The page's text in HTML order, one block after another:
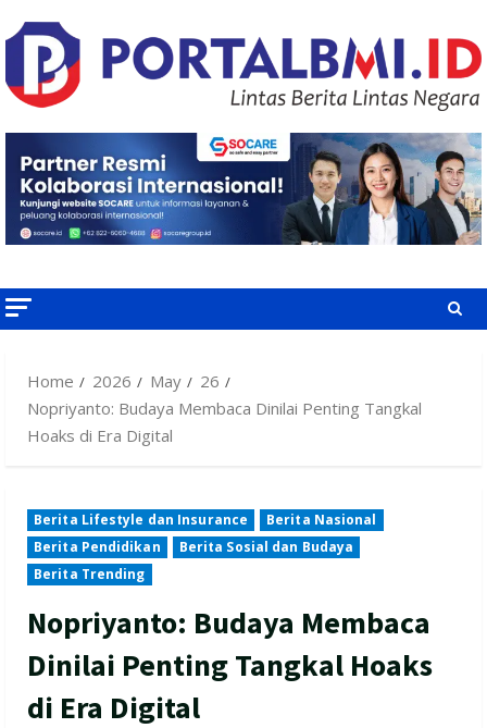
to
content
Home 2026 May
26
Nopriyanto: Budaya Membaca Dinilai Penting Tangkal
Hoaks di Era Digital
Berita Lifestyle dan Insurance
Berita Nasional
Berita Pendidikan
Berita Sosial dan Budaya
Berita Trending
Nopriyanto: Budaya Membaca
Dinilai Penting Tangkal Hoaks
di Era Digital